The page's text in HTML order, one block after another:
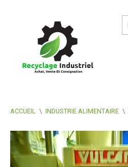
ACCUEIL \ INDUSTRIE ALIMENTAIRE \